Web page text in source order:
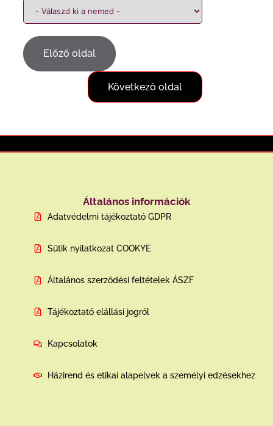
Előző oldal
Következő oldal
Általános információk
Adatvédelmi tájékoztató GDPR
Sütik nyilatkozat COOKYE
Általános szerződési feltételek ÁSZF
Tájékoztató elállási jogról
Kapcsolatok
Házirend és etikai alapelvek a személyi edzésekhez